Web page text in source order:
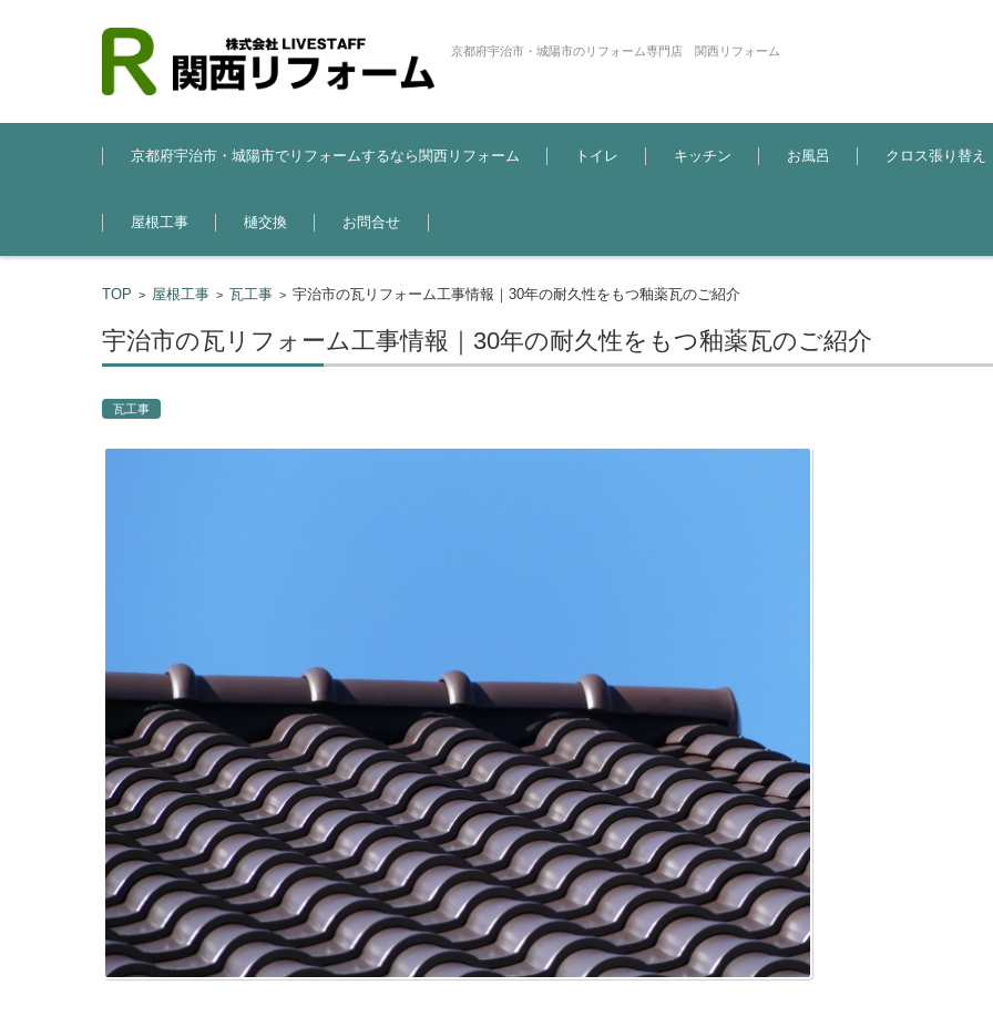
京都府宇治市・城陽市のリフォーム専門店 関西リフォーム
コンテンツに移動
京都府宇治市・城陽市でリフォームするなら関西リフォーム
トイレ キッチン お風呂 クロス張り替え
屋根工事 樋交換 お問合せ
TOP > 屋根工事 > 瓦工事 > 宇治市の瓦リフォーム工事情報｜30年の耐久性をもつ釉薬瓦のご紹介
宇治市の瓦リフォーム工事情報｜30年の耐久性をもつ釉薬瓦のご紹介
瓦工事